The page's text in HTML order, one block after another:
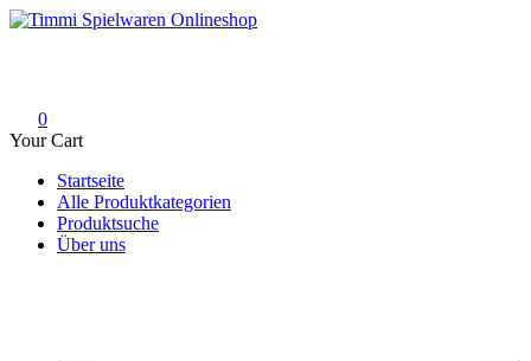
Skip
0
Your Cart
Startseite
Alle Produktkategorien
Produktsuche
Über uns